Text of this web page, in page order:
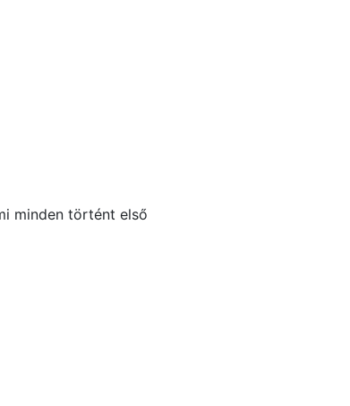
minden történt első